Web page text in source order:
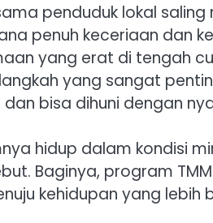
penduduk lokal
penuh keceriaan dan
yang erat di tengah
yang sangat
bisa dihuni dengan
hidup dalam kondisi
Baginya, program
kehidupan yang